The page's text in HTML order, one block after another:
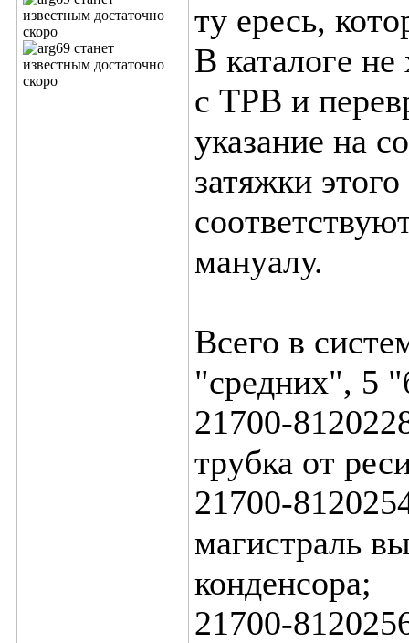
ту ересь,
В каталоге не
с ТРВ и
указание на
затяжки
мануалу.
Всего в
"средних", 5
21700-
трубка от
21700-
магистраль
конденсора;
21700-